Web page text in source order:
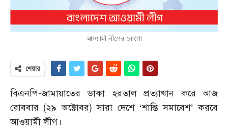
আওয়ামী লীগের লোগো
শেয়ার
বিএনপি-জামায়াতের ডাকা হরতাল প্রত্যাখান করে আজ
রোববার (২৯ অক্টোবর) সারা দেশে ‘শান্তি সমাবেশ’ করবে
আওয়ামী লীগ।